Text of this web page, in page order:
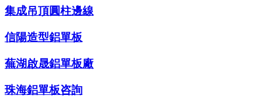
集成吊頂圓柱邊線
信陽造型鋁單板
蕪湖啟晟鋁單板廠
珠海鋁單板咨詢